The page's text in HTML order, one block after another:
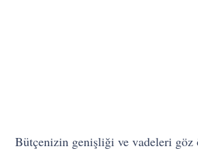
Bütçenizin genişliği ve vadeleri göz